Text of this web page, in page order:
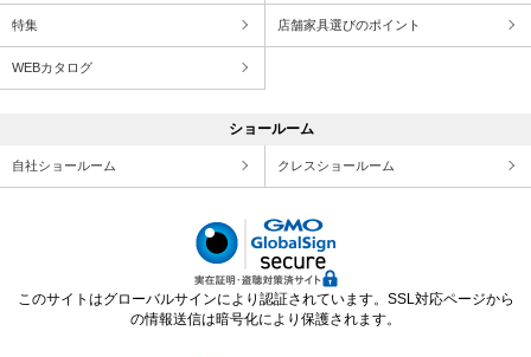
特集 店舗家具選びのポイント
WEBカタログ
ショールーム
自社ショールーム クレスショールーム
このサイトはグローバルサインにより認証されています。SSL対応ページから
の情報送信は暗号化により保護されます。